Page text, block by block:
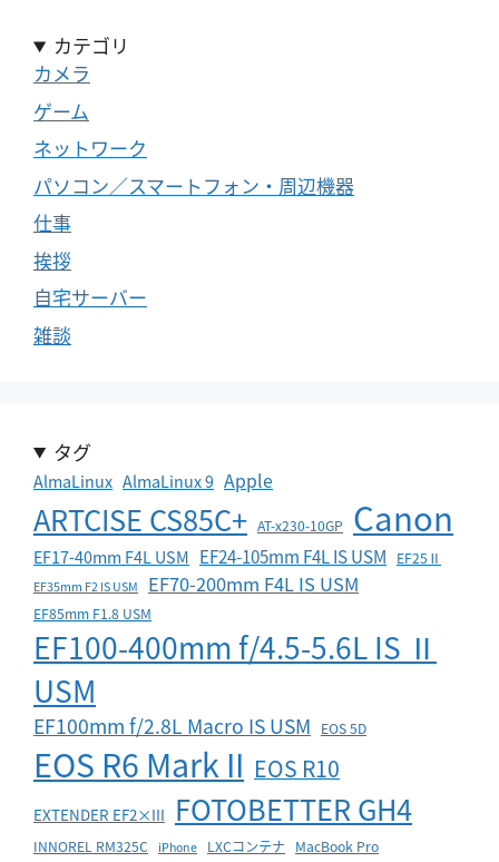
カテゴリ
カメラ
ゲーム
ネットワーク
パソコン／スマートフォン・周辺機器
仕事
挨拶
自宅サーバー
雑談
タグ
AlmaLinux AlmaLinux 9 Apple
ARTCISE CS85C+ AT-x230-10GP Canon
EF17-40mm F4L USM EF24-105mm F4L IS USM EF25Ⅱ
EF35mm F2 IS USM EF70-200mm F4L IS USM
EF85mm F1.8 USM
EF100-400mm f/4.5-5.6L IS Ⅱ
USM
EF100mm f/2.8L Macro IS USM EOS 5D
EOS R6 Mark II EOS R10
EXTENDER EF2×III FOTOBETTER GH4
INNOREL RM325C iPhone LXCコンテナ MacBook Pro